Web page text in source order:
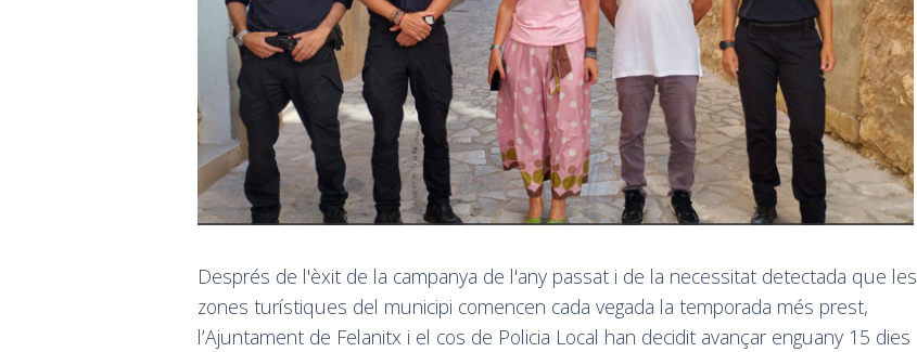
Després de l'èxit de la campanya de l'any passat i de la necessitat detectada que les
zones turístiques del municipi comencen cada vegada la temporada més prest,
l’Ajuntament de Felanitx i el cos de Policia Local han decidit avançar enguany 15 dies